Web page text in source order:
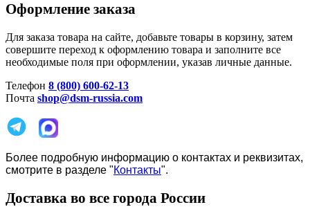
Оформление заказа
Для заказа товара на сайте, добавьте товары в корзину, затем
совершите переход к оформлению товара и заполните все
необходимые поля при оформлении, указав личные данные.
Телефон 8 (800) 600-62-13
Почта shop@dsm-russia.com
Более подробную информацию о контактах и реквизитах,
смотрите в разделе "Контакты".
Доставка во все города России